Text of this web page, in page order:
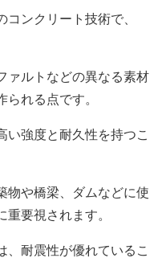
コンクリート技術で、
ァルトなどの異なる素材
れる点です。
い強度と耐久性を持つこ
物や橋梁、ダムなどに使
要視されます。
、耐震性が優れているこ